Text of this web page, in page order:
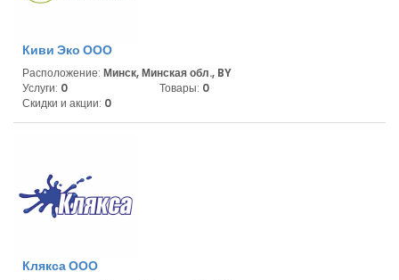
Киви Эко ООО
Расположение: Минск, Минская обл., BY
Услуги: 0 Товары: 0
Скидки и акции: 0
Клякса ООО